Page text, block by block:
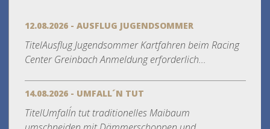
12.08.2026 - AUSFLUG JUGENDSOMMER
TitelAusflug Jugendsommer Kartfahren beim Racing
Center Greinbach Anmeldung erforderlich...
14.08.2026 - UMFALL´N TUT
TitelUmfall´n tut traditionelles Maibaum